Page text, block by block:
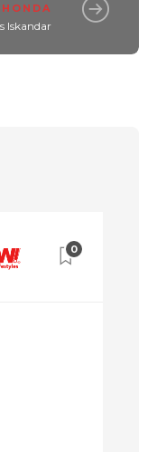
HONDA
Iskandar